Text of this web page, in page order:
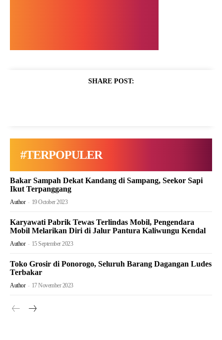
SHARE POST:
#TERPOPULER
Bakar Sampah Dekat Kandang di Sampang, Seekor Sapi
Ikut Terpanggang
Author - 19 October 2023
Karyawati Pabrik Tewas Terlindas Mobil, Pengendara
Mobil Melarikan Diri di Jalur Pantura Kaliwungu Kendal
Author - 15 September 2023
Toko Grosir di Ponorogo, Seluruh Barang Dagangan Ludes
Terbakar
Author - 17 November 2023